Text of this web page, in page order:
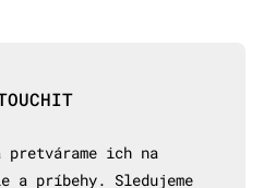
pretvárame ich na
a príbehy. Sledujeme